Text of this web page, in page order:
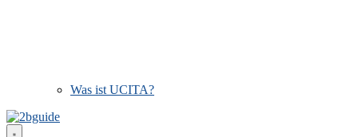
Was ist UCITA?